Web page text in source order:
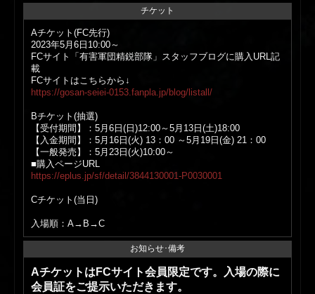
チケット
Aチケット(FC先行)
2023年5月6日10:00～
FCサイト「有害軍団精鋭部隊」スタッフブログに購入URL記
載
FCサイトはこちらから↓
https://gosan-seiei-0153.fanpla.jp/blog/listall/
Bチケット(抽選)
【受付期間】：5月6日(日)12:00～5月13日(土)18:00
【入金期間】：5月16日(火) 13：00 ～5月19日(金) 21：00
【一般発売】：5月23日(火)10:00～
■購入ページURL
https://eplus.jp/sf/detail/3844130001-P0030001
Cチケット(当日)
入場順：A→B→C
お知らせ･備考
AチケットはFCサイト会員限定です。入場の際に
会員証をご提示いただきます。